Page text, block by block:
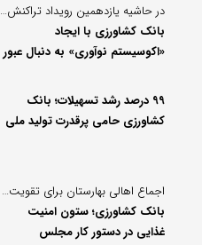
در حاشیه یازدهمین رویداد تراکنش ایران عنوان شد:
بانک کشاورزی با ایجاد
«اکوسیستم نوآوری» به دنبال عبور
است۹۹ درصد رشد تسهیلات؛ بانک
کشاورزی حامی پرقدرت تولید ملی
اجماع اهالی بهارستان برای تقویت شریان مالی امنیت غذایی؛
بانک کشاورزی؛ ستون امنیت
غذایی در دستور کار مجلس